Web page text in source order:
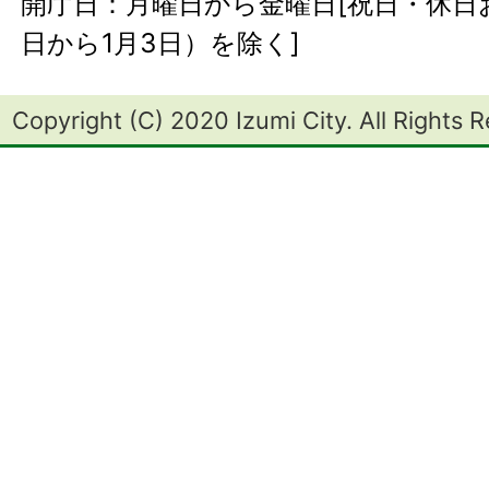
日から1月3日）を除く]
Copyright (C) 2020 Izumi City. All Rights